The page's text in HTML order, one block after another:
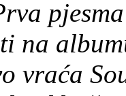
na
vraća